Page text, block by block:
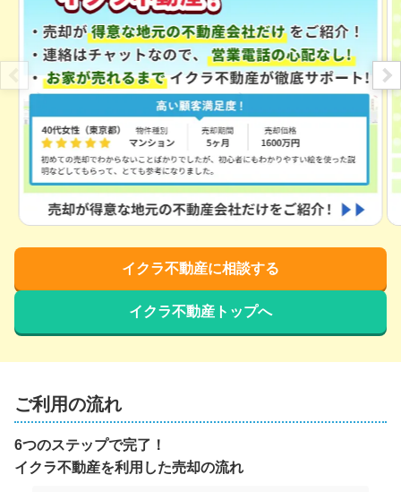
イクラ不動産に相談する
イクラ不動産トップへ
ご利用の流れ
6つのステップで完了！
イクラ不動産を利用した売却の流れ